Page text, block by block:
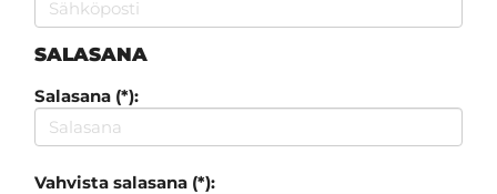
SALASANA
Salasana (*):
Vahvista salasana (*):